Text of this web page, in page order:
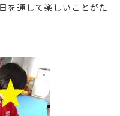
を通して楽しいことがた